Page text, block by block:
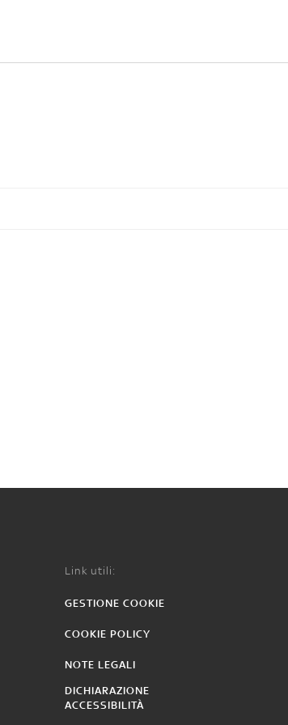
Link utili:
GESTIONE COOKIE
COOKIE POLICY
NOTE LEGALI
DICHIARAZIONE
ACCESSIBILITÀ